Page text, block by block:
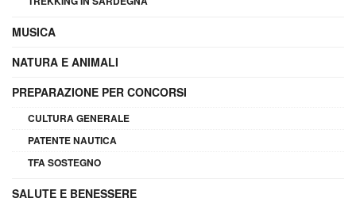
MUSICA
NATURA E ANIMALI
PREPARAZIONE PER CONCORSI
CULTURA GENERALE
PATENTE NAUTICA
TFA SOSTEGNO
SALUTE E BENESSERE